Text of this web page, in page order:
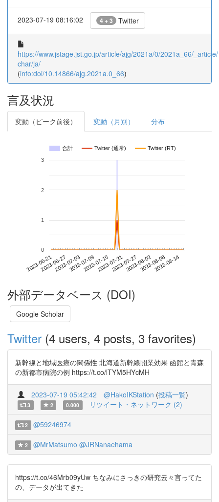
2023-07-19 08:16:02 4 + 3 Twitter
https://www.jstage.jst.go.jp/article/ajg/2021a/0/2021a_66/
char/ja/
(info:doi/10.14866/ajg.2021a.0_66)
言及状況
変動（ピーク前後） 変動（月別） 分布
合計 Twitter (通常) Twitter (RT)
2023-06-212023-06-272023-07-032023-07-092023-07-152023-07-212023-07-272023-08-022023-08-082023-08-14
0
1
2
3
外部データベース (DOI)
Google Scholar
Twitter (4 users, 4 posts, 3 favorites)
新幹線と地域医療の関係性 北海道新幹線開業効果 函館と青森
の新都市病院の例 https://t.co/lTYM5HYcMH
2023-07-19 05:42:42 @HakoIKStation (投稿一覧)
3 2 0.000 リツイート・ネットワーク (2)
2 @59246974
2 @MrMatsumo @JRNanaehama
https://t.co/46Mrb09yUw ちなみにさっきの研究云々言ってた
の、データが出てきた